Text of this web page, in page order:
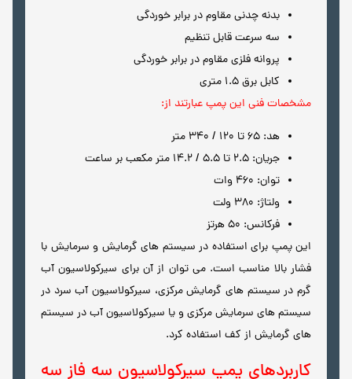
بدنه چدنی مقاوم در برابر خوردگی
سه سرعت قابل تنظیم
پروانه فلزی مقاوم در برابر خوردگی
کابل برق 1.5 متری
مشخصات فنی این پمپ عبارتند از:
هد: 65 تا 120 / 340 متر
جریان: 2.5 تا 5.5 / 14.2 متر مکعب بر ساعت
توان: 460 وات
ولتاژ: 380 ولت
فرکانس: 50 هرتز
این پمپ برای استفاده در سیستم های گرمایش و سرمایش با
فشار بالا مناسب است. می توان از آن برای سیرکولاسیون آب
گرم در سیستم های گرمایش مرکزی، سیرکولاسیون آب سرد در
سیستم های سرمایش مرکزی و یا سیرکولاسیون آب در سیستم
های گرمایش از کف استفاده کرد.
کاربردهای پمپ سیرکولاسیون سه فاز سه